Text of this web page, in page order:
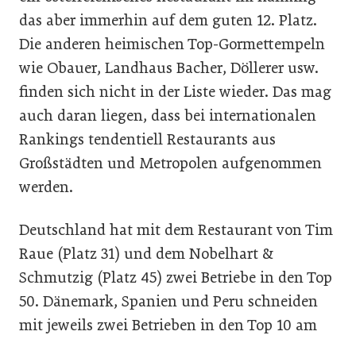
das aber immerhin auf dem guten 12. Platz.
Die anderen heimischen Top-Gormettempeln
wie Obauer, Landhaus Bacher, Döllerer usw.
finden sich nicht in der Liste wieder. Das mag
auch daran liegen, dass bei internationalen
Rankings tendentiell Restaurants aus
Großstädten und Metropolen aufgenommen
werden.
Deutschland hat mit dem Restaurant von Tim
Raue (Platz 31) und dem Nobelhart &
Schmutzig (Platz 45) zwei Betriebe in den Top
50. Dänemark, Spanien und Peru schneiden
mit jeweils zwei Betrieben in den Top 10 am